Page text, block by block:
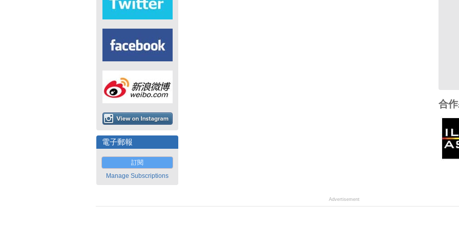
電子郵報
訂閱
Manage Subscriptions
合
Advertisement